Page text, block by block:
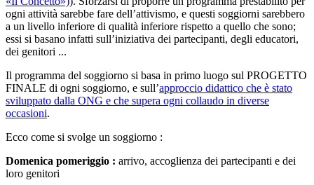
ogni attività sarebbe fare dell’attivismo, e questi soggiorni sarebbero
a un livello inferiore di qualità inferiore rispetto a quello che sono;
essi si basano infatti sull’iniziativa dei partecipanti, degli educatori,
dei genitori ...
Il programma del soggiorno si basa in primo luogo sul PROGETTO
FINALE di ogni soggiorno, e sull’approccio didattico che è stato
sviluppato dalla ONG e che supera ogni collaudo in diverse
occasioni.
Ecco come si svolge un soggiorno :
Domenica pomeriggio : arrivo, accoglienza dei partecipanti e dei
loro genitori